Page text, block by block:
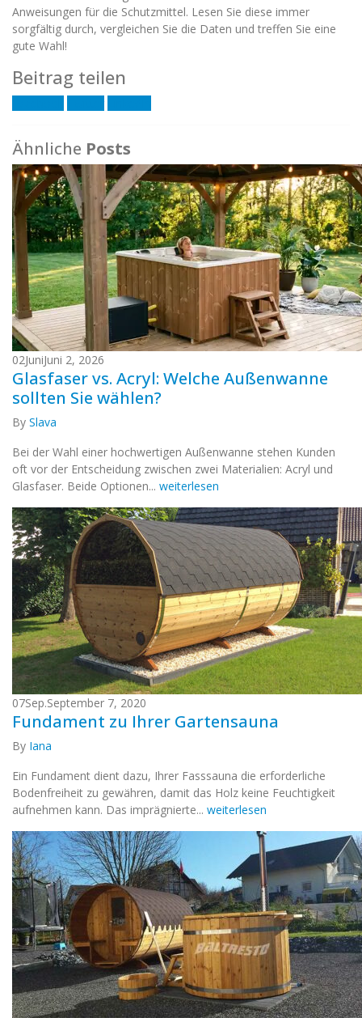
Anweisungen für die Schutzmittel. Lesen Sie diese immer
sorgfältig durch, vergleichen Sie die Daten und treffen Sie eine
gute Wahl!
Beitrag teilen
Ähnliche Posts
02JuniJuni 2, 2026
Glasfaser vs. Acryl: Welche Außenwanne
sollten Sie wählen?
By Slava
Bei der Wahl einer hochwertigen Außenwanne stehen Kunden
oft vor der Entscheidung zwischen zwei Materialien: Acryl und
Glasfaser. Beide Optionen... weiterlesen
07Sep.September 7, 2020
Fundament zu Ihrer Gartensauna
By Iana
Ein Fundament dient dazu, Ihrer Fasssauna die erforderliche
Bodenfreiheit zu gewähren, damit das Holz keine Feuchtigkeit
aufnehmen kann. Das imprägnierte... weiterlesen